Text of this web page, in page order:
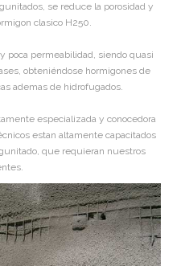
se reduce la porosidad y
clasico H250.
poca permeabilidad, siendo quasi
obteniéndose hormigones de
ademas de hidrofugados.
especializada y conocedora
estan altamente capacitados
que requieran nuestros